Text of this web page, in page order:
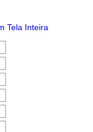
Tela Inteira